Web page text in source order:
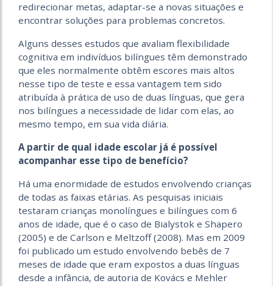
redirecionar metas, adaptar-se a novas situações e
encontrar soluções para problemas concretos.
Alguns desses estudos que avaliam flexibilidade
cognitiva em indivíduos bilíngues têm demonstrado
que eles normalmente obtêm escores mais altos
nesse tipo de teste e essa vantagem tem sido
atribuída à prática de uso de duas línguas, que gera
nos bilíngues a necessidade de lidar com elas, ao
mesmo tempo, em sua vida diária.
A partir de qual idade escolar já é possível
acompanhar esse tipo de benefício?
Há uma enormidade de estudos envolvendo crianças
de todas as faixas etárias. As pesquisas iniciais
testaram crianças monolíngues e bilíngues com 6
anos de idade, que é o caso de Bialystok e Shapero
(2005) e de Carlson e Meltzoff (2008). Mas em 2009
foi publicado um estudo envolvendo bebês de 7
meses de idade que eram expostos a duas línguas
desde a infância, de autoria de Kovács e Mehler